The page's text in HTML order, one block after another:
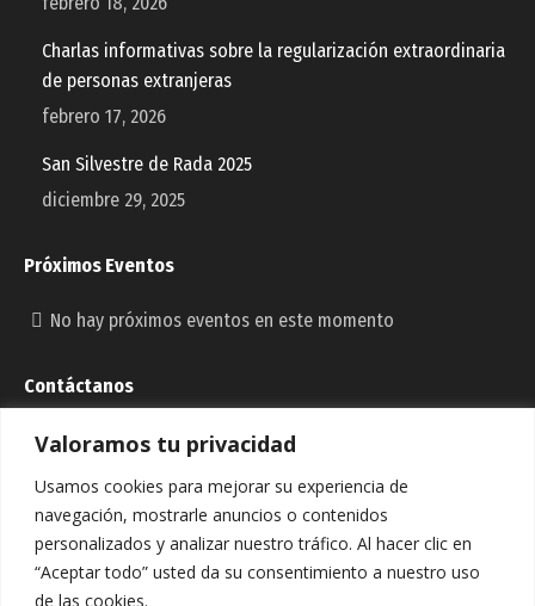
Valoramos tu privacidad
Usamos cookies para mejorar su experiencia de
navegación, mostrarle anuncios o contenidos
personalizados y analizar nuestro tráfico. Al hacer clic en
“Aceptar todo” usted da su consentimiento a nuestro uso
de las cookies.
Charlas informativas sobre la regularización extraordinaria
de personas extranjeras
febrero 17, 2026
San Silvestre de Rada 2025
diciembre 29, 2025
Próximos Eventos
No hay próximos eventos en este momento
Contáctanos
Dirección:
Email:
murilloelcuende@murilloelcuende.es
Teléfono:
948 731 170 / 948 745 104